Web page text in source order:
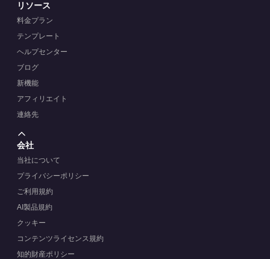
リソース
料金プラン
テンプレート
ヘルプセンター
ブログ
新機能
アフィリエイト
連絡先
会社
当社について
プライバシーポリシー
ご利用規約
AI製品規約
クッキー
コンテンツライセンス規約
知的財産ポリシー